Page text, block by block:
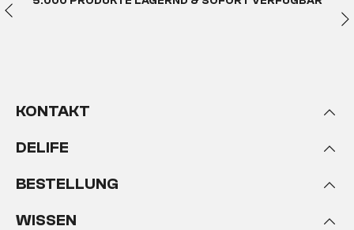
KONTAKT
DELIFE
BESTELLUNG
WISSEN